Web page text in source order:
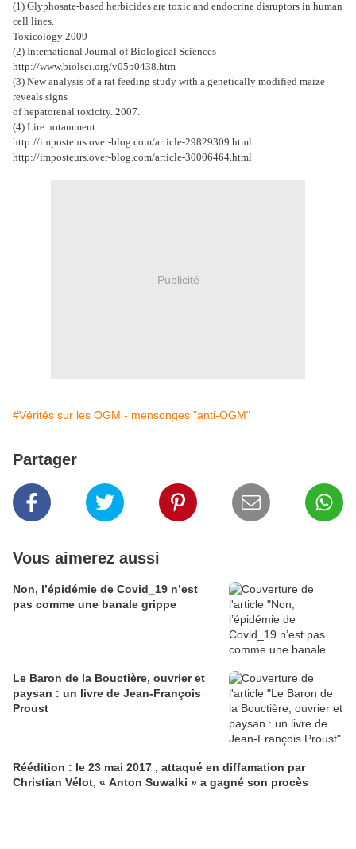
(1) Glyphosate-based herbicides are toxic and endocrine disruptors in human
cell lines.
Toxicology 2009
(2) International Journal of Biological Sciences
http://www.biolsci.org/v05p0438.htm
(3) New analysis of a rat feeding study with a genetically modified maize
reveals signs
of hepatorenal toxicity. 2007.
(4) Lire notamment :
http://imposteurs.over-blog.com/article-29829309.html
http://imposteurs.over-blog.com/article-30006464.html
Publicité
#Vérités sur les OGM - mensonges "anti-OGM"
Partager
Vous aimerez aussi
Non, l’épidémie de Covid_19 n’est
pas comme une banale grippe
Le Baron de la Bouctière, ouvrier et
paysan : un livre de Jean-François
Proust
Réédition : le 23 mai 2017 , attaqué en diffamation par
Christian Vélot, « Anton Suwalki » a gagné son procès